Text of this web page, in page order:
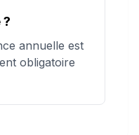
annuelle est
obligatoire